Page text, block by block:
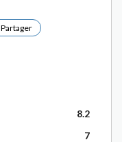
Partager
8.2
7